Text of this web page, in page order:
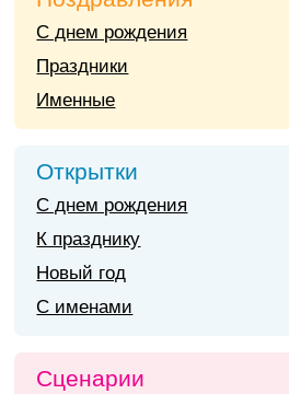
С днем рождения
Праздники
Именные
Открытки
С днем рождения
К празднику
Новый год
С именами
Сценарии